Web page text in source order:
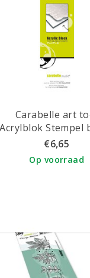
Carabelle art
Acrylblok Stempel
30 cm. /hoog 6
€6,65
Op voorraad